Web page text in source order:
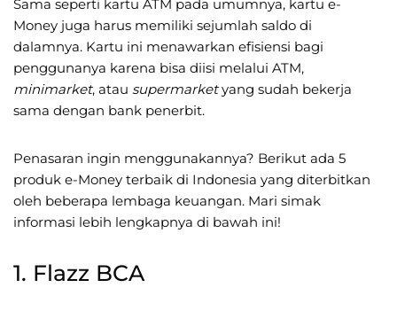
Sama seperti kartu ATM pada umumnya, kartu e-
Money juga harus memiliki sejumlah saldo di
dalamnya. Kartu ini menawarkan efisiensi bagi
penggunanya karena bisa diisi melalui ATM,
minimarket, atau supermarketyang sudah bekerja
sama dengan bank penerbit.
Penasaran ingin menggunakannya? Berikut ada 5
produk e-Money terbaik di Indonesia yang diterbitkan
oleh beberapa lembaga keuangan. Mari simak
informasi lebih lengkapnya di bawah ini!
1. Flazz BCA